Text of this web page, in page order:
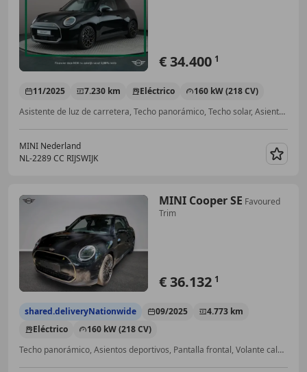
€ 34.400 1
11/2025 7.230 km Eléctrico
160 kW (218 CV)
Asistente de luz de carretera, Techo panorámico, Techo solar, Asientos deportivos, Volante calefactable, Apertura y arranque sin llave, Cámara de aparcamiento, Ventanas tintadas
MINI Nederland
NL-2289 CC RIJSWIJK
MINI Cooper SE Favoured
Trim
€ 36.132 1
shared.deliveryNationwide 09/2025
4.773 km
Eléctrico
160 kW (218 CV)
Techo panorámico, Asientos deportivos, Pantalla frontal, Volante calefactable, Control de distancia, Isofix, Sistema de lavado de faros, Libro de mantenimiento